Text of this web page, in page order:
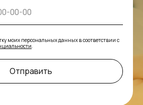
моих персональных данных в соответствии с
Отправить